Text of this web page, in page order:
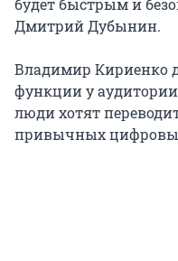
будет быстрым и
Дмитрий Дубынин.
Владимир Кириенко
функции у
люди хотят
привычных